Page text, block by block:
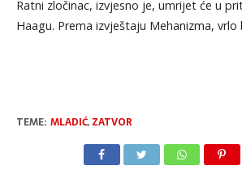
Ratni zločinac, izvjesno je, umrijet će u
Haagu. Prema izvještaju Mehanizma, vrlo
TEME: MLADIĆ, ZATVOR